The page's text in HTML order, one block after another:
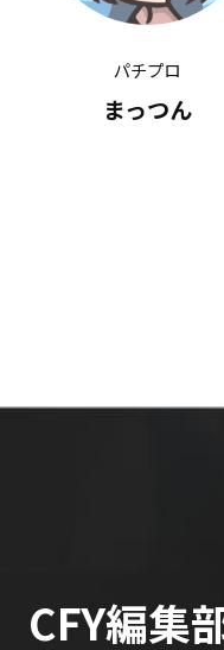
パチプロ
まっつん
CFY編集